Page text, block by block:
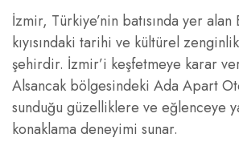
İzmir, Türkiye’nin batısında yer
kıyısındaki tarihi ve kültürel
şehirdir. İzmir’i keşfetmeye karar
Alsancak bölgesindeki Ada Apart
sunduğu güzelliklere ve eğlenceye
konaklama deneyimi sunar.